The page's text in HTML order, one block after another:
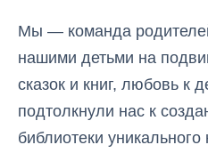
Мы — команда
нашими детьми на
сказок и книг, любовь к
подтолкнули нас к
библиотеки